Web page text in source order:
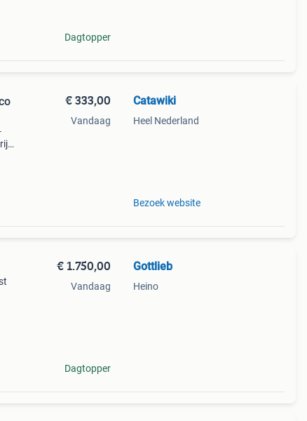
Dagtopper
€ 333,00
Vandaag
Catawiki
Heel Nederland
Bezoek website
€ 1.750,00
Vandaag
Dagtopper
Gottlieb
Heino